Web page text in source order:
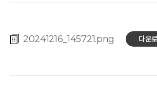
20241216_145721 다운